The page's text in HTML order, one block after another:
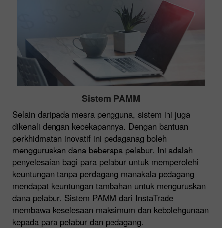
Sistem PAMM
Selain daripada mesra pengguna, sistem ini juga
dikenali dengan kecekapannya. Dengan bantuan
perkhidmatan inovatif ini pedaganag boleh
mengguruskan dana beberapa pelabur. Ini adalah
penyelesaian bagi para pelabur untuk memperolehi
keuntungan tanpa perdagang manakala pedagang
mendapat keuntungan tambahan untuk menguruskan
dana pelabur. Sistem PAMM dari InstaTrade
membawa keselesaan maksimum dan kebolehgunaan
kepada para pelabur dan pedagang.